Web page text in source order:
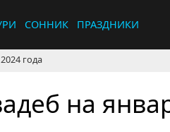
СОННИК ПРАЗДНИКИ
года
на